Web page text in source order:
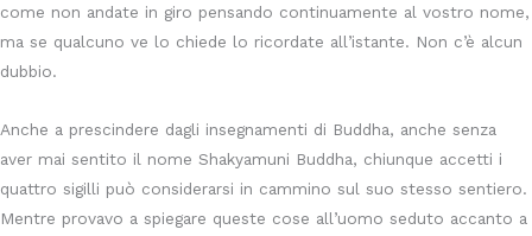
come non andate in giro pensando continuamente al vostro nome,
ma se qualcuno ve lo chiede lo ricordate all’istante. Non c’è alcun
dubbio.
Anche a prescindere dagli insegnamenti di Buddha, anche senza
aver mai sentito il nome Shakyamuni Buddha, chiunque accetti i
quattro sigilli può considerarsi in cammino sul suo stesso sentiero.
Mentre provavo a spiegare queste cose all’uomo seduto accanto a